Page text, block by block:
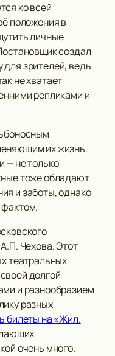
ко всей
положения в
личные
создал
зрителей, ведь
не хватает
репликами и
их жизнь.
— не только
тоже обладают
и заботы, однако
Чехова. Этот
театральных
долгой
и разнообразием
разных
билеты на «Жил.
очень много.